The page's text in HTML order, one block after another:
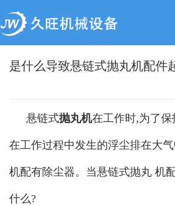
是什么导致悬链式抛丸机配件
悬链式抛丸机在工作时,为了
在工作过程中发生的浮尘排在大
机配有除尘器。当悬链式抛丸 机
什么?